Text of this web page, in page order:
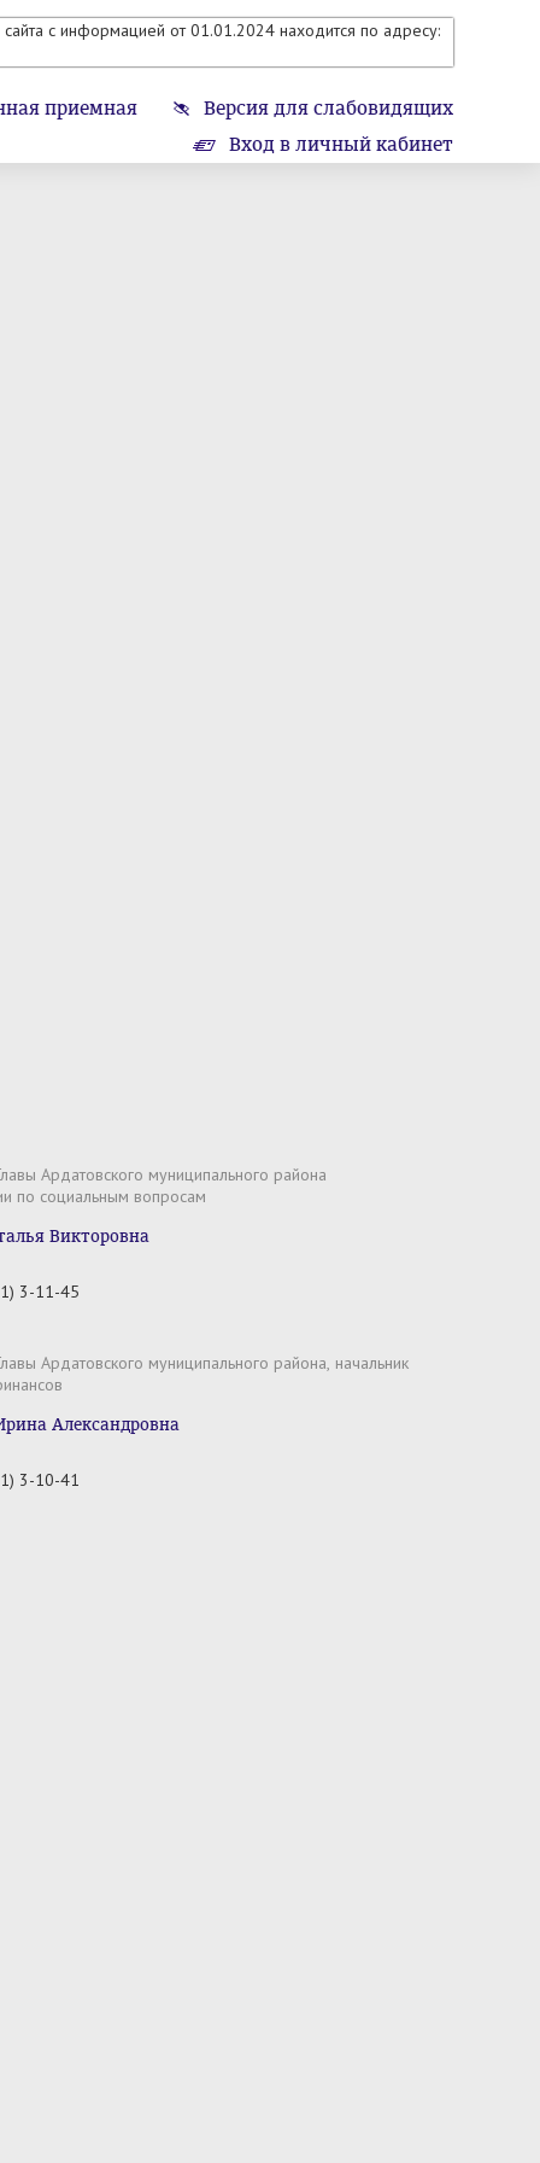
с информацией от 01.01.2024 находится по адресу:
приемная
Версия для слабовидящих
Вход в личный кабинет
Ардатовского муниципального района
по социальным вопросам
Викторовна
3-11-45
Ардатовского муниципального района, начальник
Александровна
3-10-41